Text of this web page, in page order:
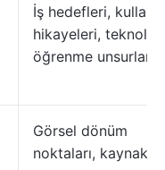
İş hedefleri,
hikayeleri,
öğrenme unsurları
Görsel dönüm
noktaları, kaynak